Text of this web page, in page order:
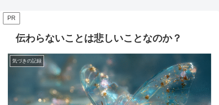
PR
伝わらないことは悲しいことなのか？
気づきの記録